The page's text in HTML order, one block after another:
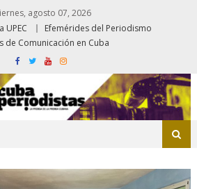
agosto 07, 2026
UPEC
Efemérides del Periodismo
de Comunicación en Cuba